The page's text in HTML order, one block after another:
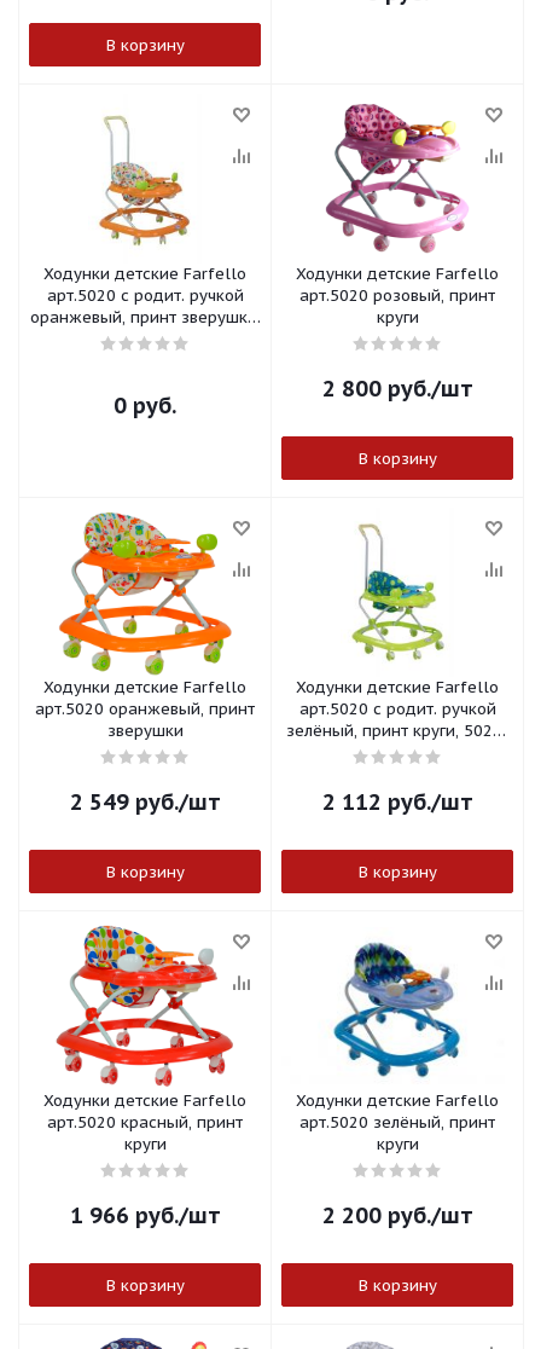
В корзину
Ходунки детские Farfello
арт.5020 с родит. ручкой
оранжевый, принт зверушки,
5020/Р4
0 руб.
Ходунки детские Farfello
арт.5020 розовый, принт
круги
2 800руб./шт
В корзину
Ходунки детские Farfello
арт.5020 оранжевый, принт
зверушки
2 549руб./шт
В корзину
Ходунки детские Farfello
арт.5020 с родит. ручкой
зелёный, принт круги, 5020/
Р2
2 112 руб./шт
В корзину
Ходунки детские Farfello
арт.5020 красный, принт
круги
1 966 руб./шт
В корзину
Ходунки детские Farfello
арт.5020 зелёный, принт
круги
2 200руб./шт
В корзину